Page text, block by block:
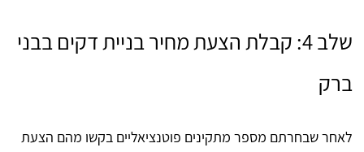
שלב 4: קבלת הצעת מחיר בניית דקים בבני
ברק
לאחר שבחרתם מספר מתקינים פוטנציאליים בקשו מהם הצעת